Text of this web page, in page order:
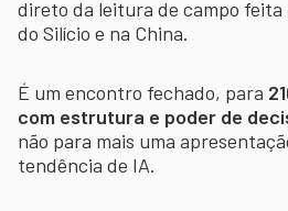
direto da leitura de campo feita
do Silício e na China.
É um encontro fechado, para
com estrutura e poder de
não para mais uma
tendência de IA.